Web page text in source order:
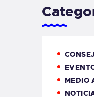
MEDIO